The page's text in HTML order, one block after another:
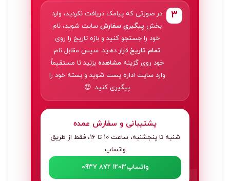
۳
در صورتی که پیامک دریافت نکردید، وارد
بخش پیگیری سفارش سایت شوید، نام
خود را جستجو کنید و بازه تاریخ را روی
تمام تاریخ قرار دهید. سپس مقابل نام
خود روی گزینه مشاهده بزنید تا مستقیماً
وارد سایت اداره پست شوید و بسته خود را
پیگیری کنید. 😍
پشتیبانی و سفارش عمده
شنبه تا پنجشنبه، ساعت ۱۰ تا ۱۶، فقط از طریق
واتساپ
واتساپ0937 872 1203